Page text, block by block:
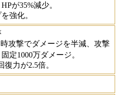
が35%減少。
強化。
攻撃でダメージを半減、攻撃
定1000万ダメージ。
復力が2.5倍。